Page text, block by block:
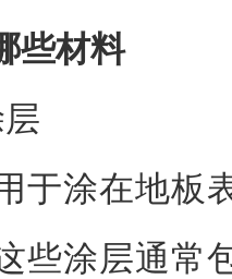
些材料
于涂在地板
些涂层通常